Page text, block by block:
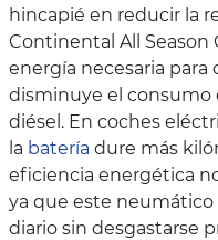
hincapié en reducir la
Continental All Season
energía necesaria
disminuye el consumo
diésel. En coches
la batería dure más
eficiencia energética
ya que este
diario sin desgastarse